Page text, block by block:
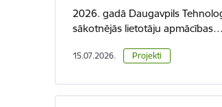
2026. gadā Daugavpils
sākotnējās lietotāju apmācības…
15.07.2026. Projekti